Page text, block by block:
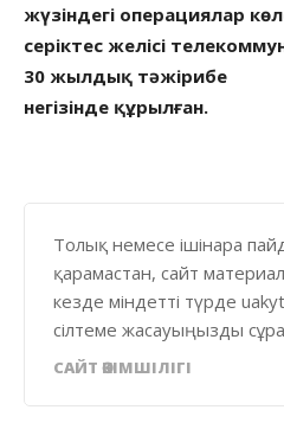
жүзіндегі операциялар
серіктес желісі
30 жылдық тәжірибе
негізінде құрылған.
Толық немесе ішінара
қарамастан, сайт
кезде міндетті түрде
сілтеме жасауыңызды
САЙТ ӘКІМШІЛІГІ